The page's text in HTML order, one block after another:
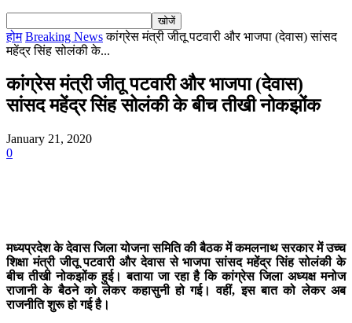
होम Breaking News कांग्रेस मंत्री जीतू पटवारी और भाजपा (देवास) सांसद
महेंद्र सिंह सोलंकी के...
कांग्रेस मंत्री जीतू पटवारी और भाजपा (देवास)
सांसद महेंद्र सिंह सोलंकी के बीच तीखी नोकझोंक
January 21, 2020
0
मध्यप्रदेश के देवास जिला योजना समिति की बैठक में कमलनाथ सरकार में उच्च
शिक्षा मंत्री जीतू पटवारी और देवास से भाजपा सांसद महेंद्र सिंह सोलंकी के
बीच तीखी नोकझोंक हुई। बताया जा रहा है कि कांग्रेस जिला अध्यक्ष मनोज
राजानी के बैठने को लेकर कहासुनी हो गई। वहीं, इस बात को लेकर अब
राजनीति शुरू हो गई है।